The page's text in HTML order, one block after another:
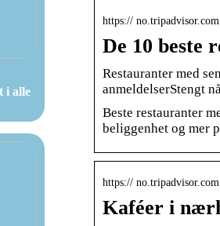
https://
De 10 beste
Restauranter med
anmeldelserStengt
Beste restauranter
beliggenhet og mer
https:// no.tripadvisor.com
Kaféer i
i alle